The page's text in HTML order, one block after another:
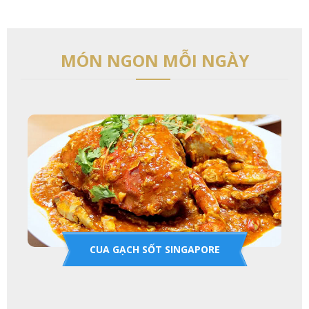
MÓN NGON MỖI NGÀY
CUA GẠCH SỐT SINGAPORE